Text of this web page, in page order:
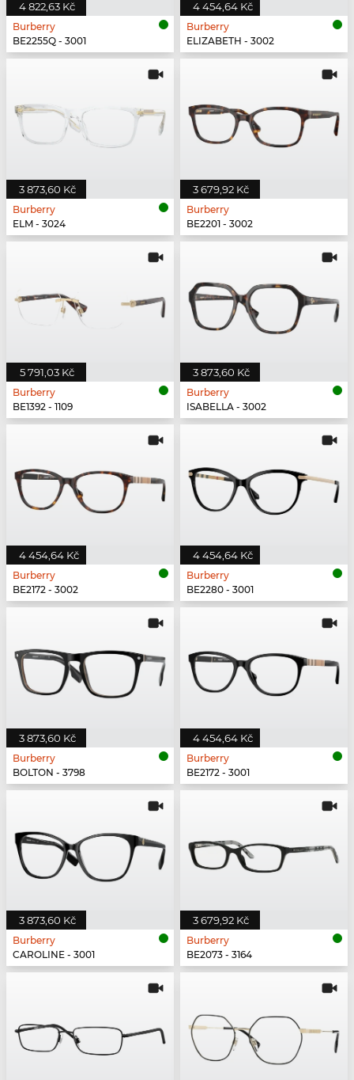
4 822,63 Kč
Burberry
BE2255Q - 3001
4 454,64 Kč
Burberry
ELIZABETH - 3002
3 873,60 Kč
Burberry
ELM - 3024
3 679,92 Kč
Burberry
BE2201 - 3002
5 791,03 Kč
Burberry
BE1392 - 1109
3 873,60 Kč
Burberry
ISABELLA - 3002
4 454,64 Kč
Burberry
BE2172 - 3002
4 454,64 Kč
Burberry
BE2280 - 3001
3 873,60 Kč
Burberry
BOLTON - 3798
4 454,64 Kč
Burberry
BE2172 - 3001
3 873,60 Kč
Burberry
CAROLINE - 3001
3 679,92 Kč
Burberry
BE2073 - 3164